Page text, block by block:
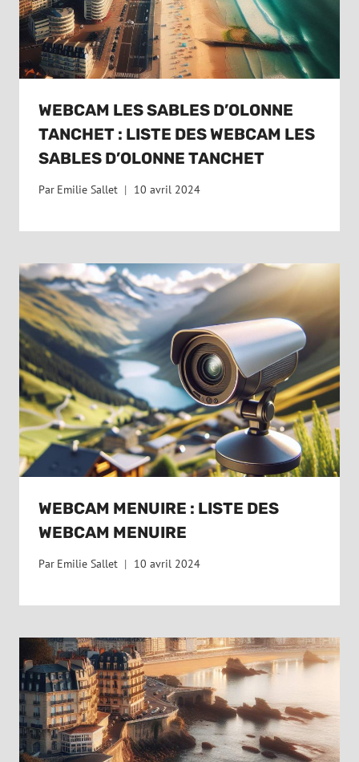
WEBCAM LES SABLES D’OLONNE
TANCHET : LISTE DES WEBCAM LES
SABLES D’OLONNE TANCHET
Par Emilie Sallet 10 avril 2024
WEBCAM MENUIRE : LISTE DES
WEBCAM MENUIRE
Par Emilie Sallet 10 avril 2024